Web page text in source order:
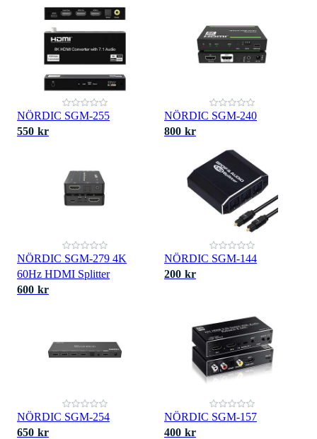
NÖRDIC SGM-255
550 kr
NÖRDIC SGM-240
800 kr
NÖRDIC SGM-279 4K
60Hz HDMI Splitter
600 kr
NÖRDIC SGM-144
200 kr
NÖRDIC SGM-254
650 kr
NÖRDIC SGM-157
400 kr